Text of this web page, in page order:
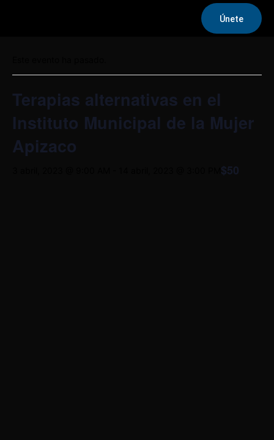
Únete
Terapias alternativas en el
Instituto Municipal de la Mujer
Apizaco
$50